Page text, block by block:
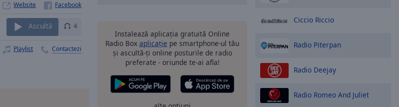
Website
Ascultă 4
Playlist Contactezi
Instalează aplicația gratuită Online
Radio Box aplicație pe smartphone-ul tău
și ascultă-ți online posturile de radio
preferate - oriunde te-ai afla!
Ciccio Riccio
Radio Piterpan
Radio Deejay
Radio Romeo And Juliet